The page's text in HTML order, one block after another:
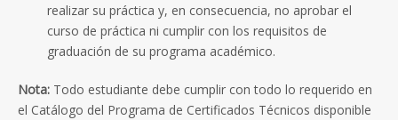
realizar su práctica y, en consecuencia, no aprobar el
curso de práctica ni cumplir con los requisitos de
graduación de su programa académico.
Nota: Todo estudiante debe cumplir con todo lo requerido en
el Catálogo del Programa de Certificados Técnicos disponible